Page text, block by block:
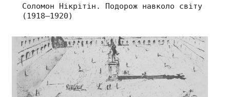
Соломон Нікрітін. Подорож навколо світу
(1918–1920)